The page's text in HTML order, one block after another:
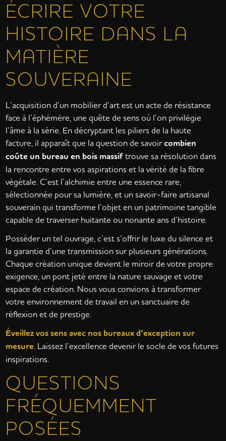
ÉCRIRE VOTRE
HISTOIRE DANS LA
MATIÈRE
SOUVERAINE
L’acquisition d’un mobilier d’art est un acte de résistance
face à l’éphémère, une quête de sens où l’on privilégie
l’âme à la série. En décryptant les piliers de la haute
facture, il apparaît que la question de savoircombien
coûte un bureau en bois massiftrouve sa résolution dans
la rencontre entre vos aspirations et la vérité de la fibre
végétale. C’est l’alchimie entre une essence rare,
sélectionnée pour sa lumière, et un savoir-faire artisanal
souverain qui transforme l’objet en un patrimoine tangible
capable de traverser huitante ou nonante ans d’histoire.
Posséder un tel ouvrage, c’est s’offrir le luxe du silence et
la garantie d’une transmission sur plusieurs générations.
Chaque création unique devient le miroir de votre propre
exigence, un pont jeté entre la nature sauvage et votre
espace de création. Nous vous convions à transformer
votre environnement de travail en un sanctuaire de
réflexion et de prestige.
Éveillez vos sens avec nos bureaux d’exception sur
mesure. Laissez l’excellence devenir le socle de vos futures
inspirations.
QUESTIONS
FRÉQUEMMENT
POSÉES